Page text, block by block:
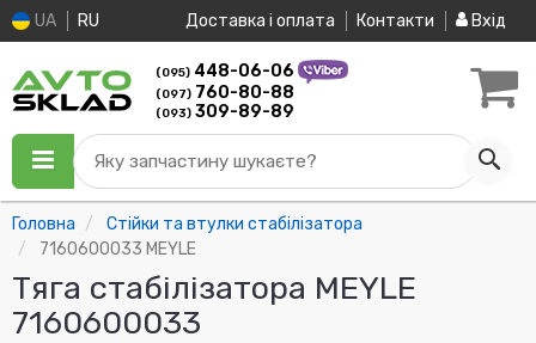
UA RU Доставка і оплата Контакти Вхід
(095) 448-06-06
(097) 760-80-88
(093) 309-89-89
Яку запчастину шукаєте?
Головна
Стійки та втулки стабілізатора
7160600033 MEYLE
Тяга стабілізатора MEYLE
7160600033